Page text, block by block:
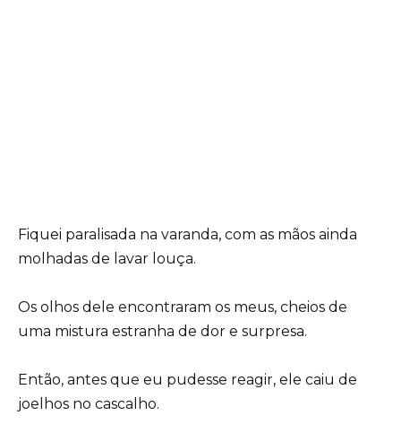
Fiquei paralisada na varanda, com as mãos ainda
molhadas de lavar louça.
Os olhos dele encontraram os meus, cheios de
uma mistura estranha de dor e surpresa.
Então, antes que eu pudesse reagir, ele caiu de
joelhos no cascalho.